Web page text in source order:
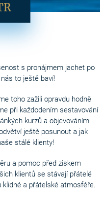
s pronájmem jachet po
to ještě baví!
toho zažili opravdu hodně
při každodením sestavování
kurzů a objevováním
ještě posunout a jak
stálé klienty!
a pomoc před ziskem
klientů se stávají přátelé
a přátelské atmosféře.